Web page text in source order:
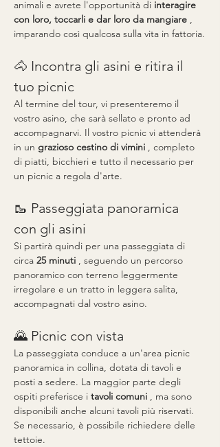
animali e avrete l'opportunità di interagire
con loro, toccarli e dar loro da mangiare ,
imparando così qualcosa sulla vita in fattoria.
🐴 Incontra gli asini e ritira il
tuo picnic
Al termine del tour, vi presenteremo il
vostro asino, che sarà sellato e pronto ad
accompagnarvi. Il vostro picnic vi attenderà
in un grazioso cestino di vimini , completo
di piatti, bicchieri e tutto il necessario per
un picnic a regola d'arte.
🥾 Passeggiata panoramica
con gli asini
Si partirà quindi per una passeggiata di
circa 25 minuti , seguendo un percorso
panoramico con terreno leggermente
irregolare e un tratto in leggera salita,
accompagnati dal vostro asino.
🌄 Picnic con vista
La passeggiata conduce a un'area picnic
panoramica in collina, dotata di tavoli e
posti a sedere. La maggior parte degli
ospiti preferisce i tavoli comuni , ma sono
disponibili anche alcuni tavoli più riservati.
Se necessario, è possibile richiedere delle
tettoie.